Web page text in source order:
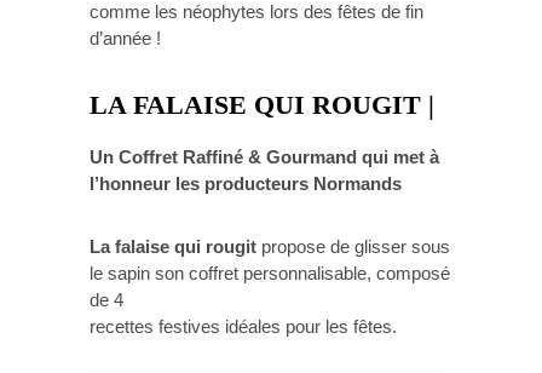
comme les néophytes lors des fêtes de fin
d’année !
LA FALAISE QUI ROUGIT |
Un Coffret Raffiné & Gourmand qui met à
l’honneur les producteurs Normands
La falaise qui rougit propose de glisser sous
le sapin son coffret personnalisable, composé
de 4
recettes festives idéales pour les fêtes.